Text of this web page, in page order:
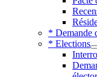
* Demande
* Elections